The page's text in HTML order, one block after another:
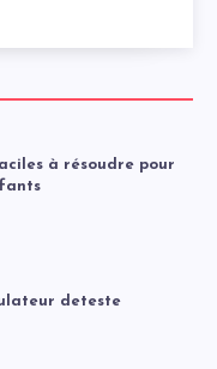
à résoudre pour
deteste